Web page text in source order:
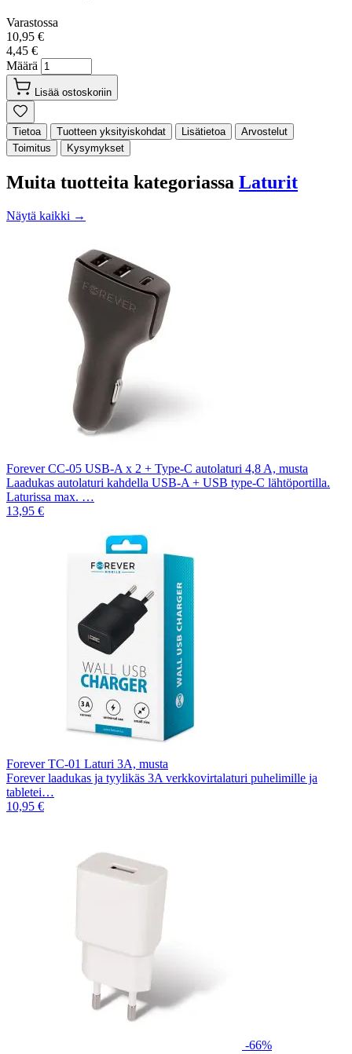
Varastossa
10,95 €
4,45 €
Määrä
Lisää ostoskoriin
Tietoa Tuotteen yksityiskohdat Lisätietoa
Arvostelut
Toimitus
Kysymykset
Muita tuotteita kategoriassa Laturit
Näytä kaikki →
Forever CC-05 USB-A x 2 + Type-C autolaturi 4,8 A, musta
Laadukas autolaturi kahdella USB-A + USB type-C lähtöportilla.
Laturissa max. …
13,95 €
Forever TC-01 Laturi 3A, musta
Forever laadukas ja tyylikäs 3A verkkovirtalaturi puhelimille ja
tabletei…
10,95 €
-66%